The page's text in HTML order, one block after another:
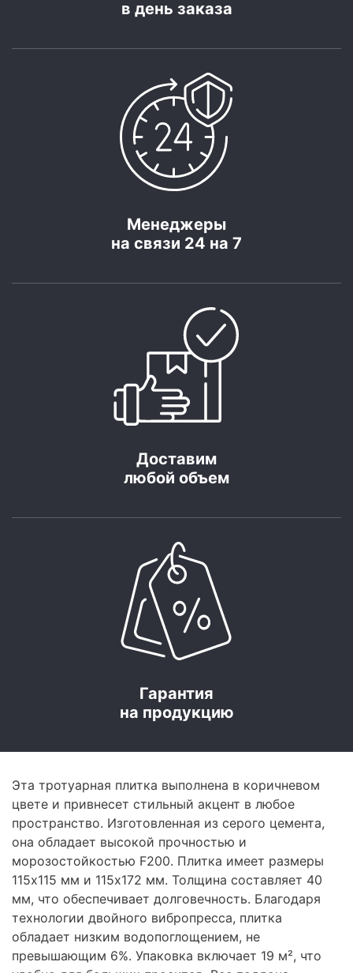
в день заказа
Менеджеры
на связи 24 на 7
Доставим
любой объем
Гарантия
на продукцию
Эта тротуарная плитка выполнена в коричневом
цвете и привнесет стильный акцент в любое
пространство. Изготовленная из серого цемента,
она обладает высокой прочностью и
морозостойкостью F200. Плитка имеет размеры
115x115 мм и 115x172 мм. Толщина составляет 40
мм, что обеспечивает долговечность. Благодаря
технологии двойного вибропресса, плитка
обладает низким водопоглощением, не
превышающим 6%. Упаковка включает 19 м², что